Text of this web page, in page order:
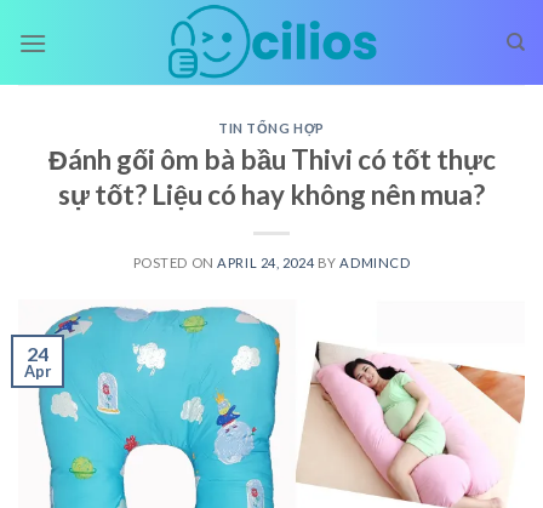
TIN TỔNG HỢP
Đánh gối ôm bà bầu Thivi có tốt thực
sự tốt? Liệu có hay không nên mua?
POSTED ON APRIL 24, 2024 BY ADMINCD
24
Apr